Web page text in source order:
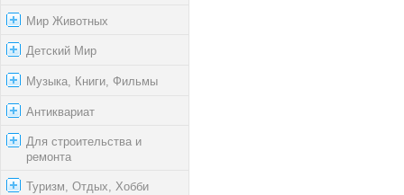
Мир Животных
Детский Мир
Музыка, Книги, Фильмы
Антиквариат
Для строительства и
ремонта
Туризм, Отдых, Хобби